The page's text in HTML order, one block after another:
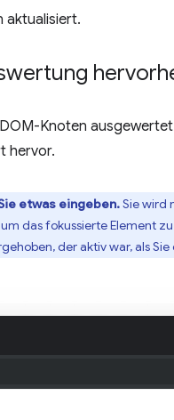
aktualisiert.
Knoten
hervor.
etwas eingeben.Sie wird
das fokussierte Element
der aktiv war, als